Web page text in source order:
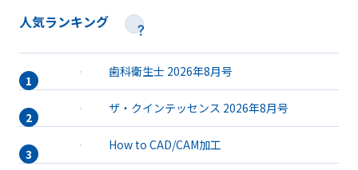
人気ランキング
歯科衛生士 2026年8月号
ザ・クインテッセンス 2026年8月号
How to CAD/CAM加工